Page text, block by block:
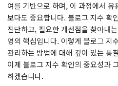
여를 기반으로 하며, 이 과정에서
보다도 중요합니다. 블로그 지수 확
진단하고, 필요한 개선점을 찾아내
영의 핵심입니다. 이렇게 블로그 지
관리하는 방법에 대해 깊이 있는 통
이제 블로그 지수 확인의 중요성과
하겠습니다.